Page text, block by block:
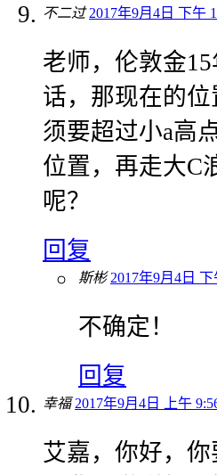
不二过 2017年9月4日 下午
老师，伦敦金
话，那现在的
须要超过小a高
位置，再走大C
呢？
回复
斯彬 2017年9月4日 下
不确定！
回复
幸福 2017年9月4日 上午
艾嘉，你好，你